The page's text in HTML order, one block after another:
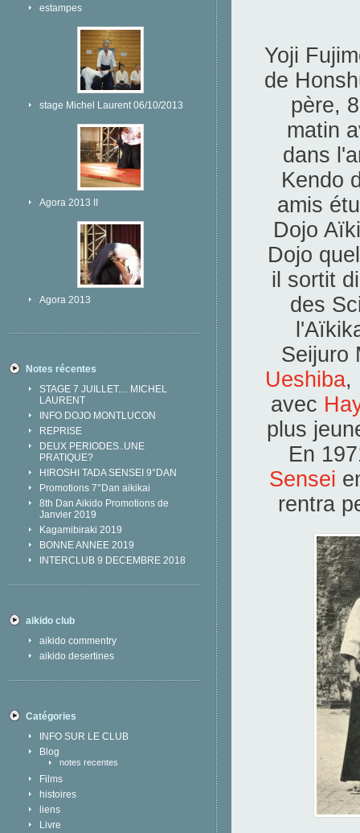
estampes
stage Michel Laurent 06/10/2013
Agora 2013 II
Agora 2013
Notes récentes
STAGE 7 JUILLET.... MICHEL
LAURENT
INFO DOJO MONTLUCON
REPRISE
DEUX PERIODES..UNE
PRATIQUE?
HIROSHI TADA SENSEI 9°DAN
Promotions 7°Dan aikikai
8th Dan Aikido Promotions de
Janvier 2019
Kagamibiraki 2019
BONNE ANNEE 2019
INTERCLUB 9 DECEMBRE 2018
aikido club
aikido commentry
aikido desertines
Catégories
INFO SUR LE CLUB
Blog
notes recentes
Films
histoires
liens
Livre
Yoji
de
père,
matin
dans
Kendo
amis
Dojo
Dojo
il sortit
des
Seijuro
Ueshiba,
avec
plus
En
Sensei
rentra